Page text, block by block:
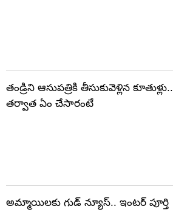
తండ్రిని ఆసుపత్రికి తీసుకువెళ్లిన కూతుళ్లు..
తర్వాత ఏం చేసారంటే
అమ్మాయిలకు గుడ్ న్యూస్.. ఇంటర్ పూర్తి